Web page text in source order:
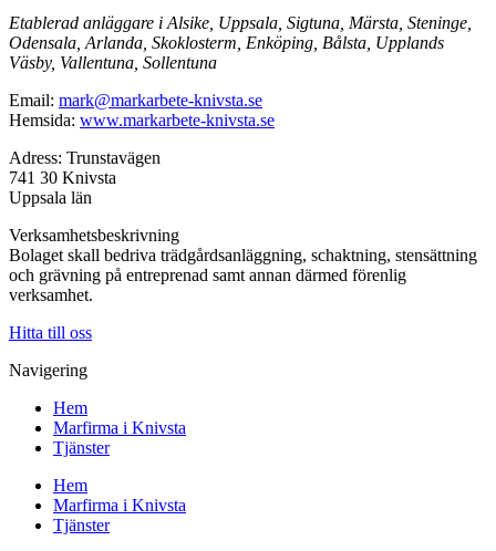
Etablerad anläggare i Alsike, Uppsala, Sigtuna, Märsta, Steninge,
Odensala, Arlanda, Skoklosterm, Enköping, Bålsta, Upplands
Väsby, Vallentuna, Sollentuna
Email: mark@markarbete-knivsta.se
Hemsida: www.markarbete-knivsta.se
Adress: Trunstavägen
741 30 Knivsta
Uppsala län
Verksamhetsbeskrivning
Bolaget skall bedriva trädgårdsanläggning, schaktning, stensättning
och grävning på entreprenad samt annan därmed förenlig
verksamhet.
Hitta till oss
Navigering
Hem
Marfirma i Knivsta
Tjänster
Hem
Marfirma i Knivsta
Tjänster